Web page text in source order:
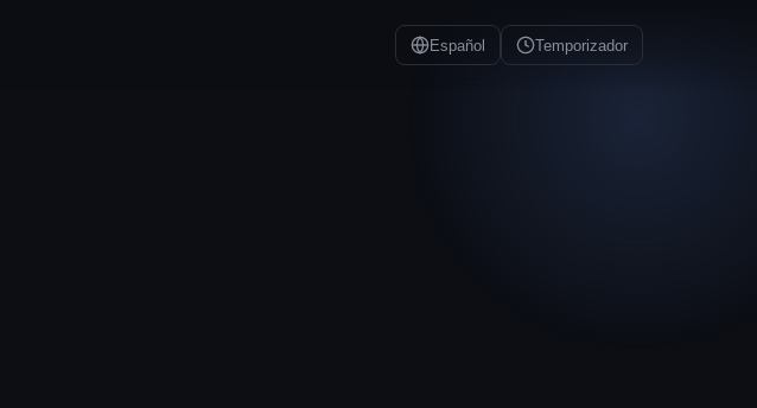
Español Temporizador